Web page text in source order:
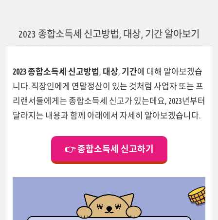
2023 종합소득세 신고방법, 대상, 기간 알아보기
2023 종합소득세 신고방법, 대상, 기간에 대해 알아보겠습
니다. 직장인에게 연말정산이 있는 것처럼 사업자 또는 프
리랜서들에게는 종합소득세 신고가 있는데요, 2023년부터
달라지는 내용과 함께 아래에서 자세히 알아보겠습니다.
👉 종합소득세 신고하기